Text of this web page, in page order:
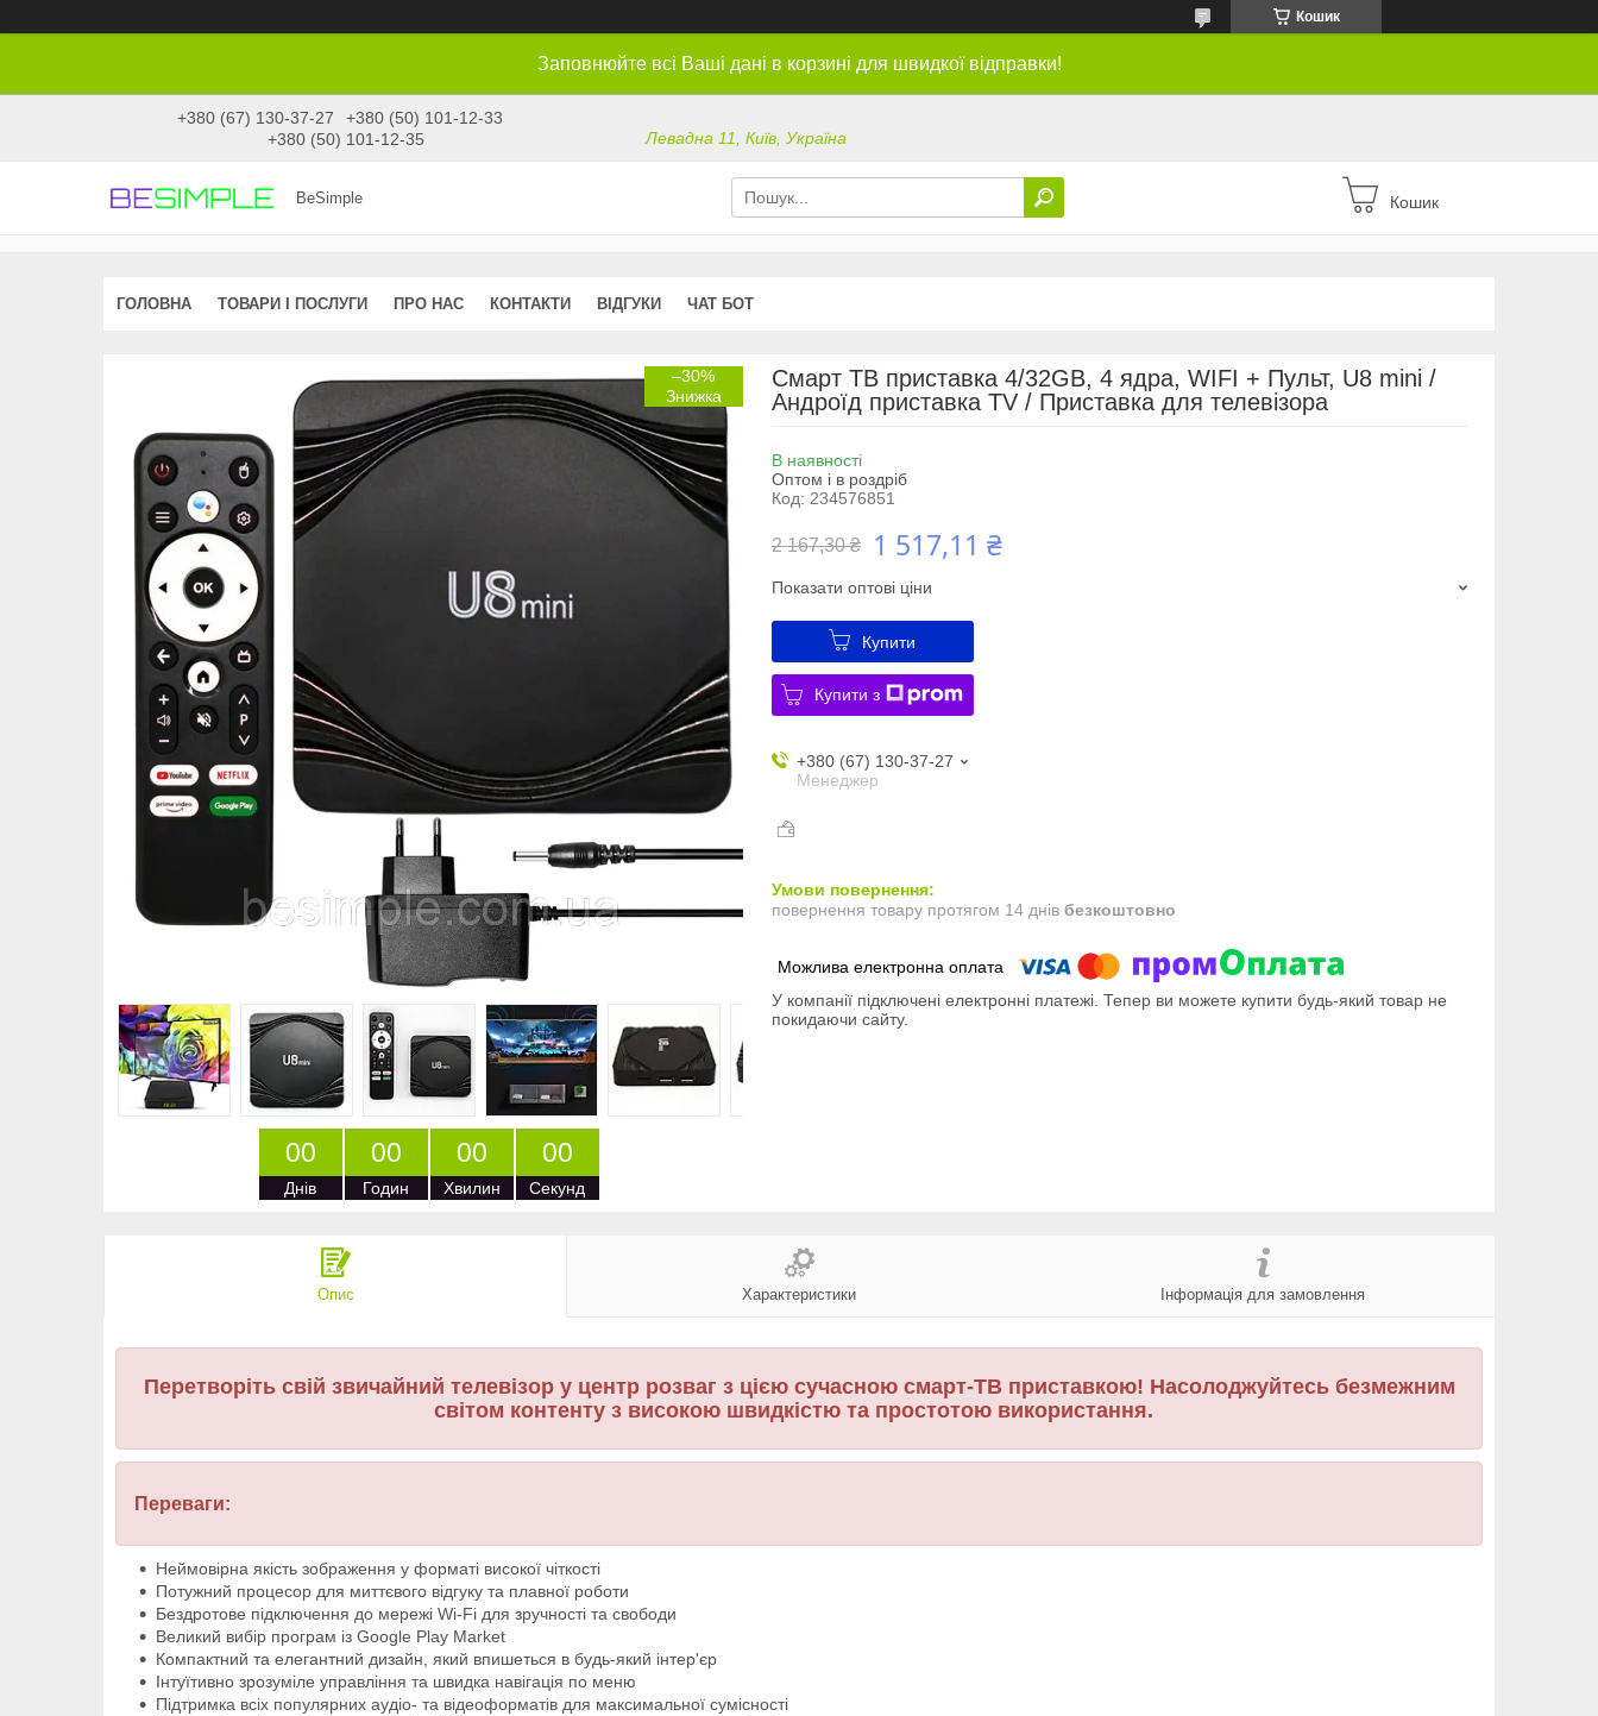
Кошик
Заповнюйте всі Ваші дані в корзині для швидкої відправки!
+380 (67) 130-37-27
+380 (50) 101-12-33
+380 (50) 101-12-35
Левадна 11, Київ, Україна
BeSimple Кошик
ГОЛОВНА ТОВАРИ І ПОСЛУГИ ПРО НАС КОНТАКТИ ВІДГУКИ ЧАТ БОТ
–30%
00
Днів
00
Годин
00
Хвилин
00
Секунд
Смарт ТВ приставка 4/32GB, 4 ядра, WIFI + Пульт, U8 mini /
Андроїд приставка TV / Приставка для телевізора
В наявності
Оптом і в роздріб
Код: 234576851
2 167,30 ₴ 1 517,11 ₴
Показати оптові ціни
Купити
Купити з
+380 (67) 130-37-27
Менеджер
повернення товару протягом 14 днів безкоштовно
У компанії підключені електронні платежі. Тепер ви можете купити будь-який товар не
покидаючи сайту.
Опис Характеристики Інформація для замовлення
Перетворіть свій звичайний телевізор у центр розваг з цією сучасною смарт-ТВ приставкою! Насолоджуйтесь безмежним
світом контенту з високою швидкістю та простотою використання.
Переваги:
Неймовірна якість зображення у форматі високої чіткості
Потужний процесор для миттєвого відгуку та плавної роботи
Бездротове підключення до мережі Wi-Fi для зручності та свободи
Великий вибір програм із Google Play Market
Компактний та елегантний дизайн, який впишеться в будь-який інтер'єр
Інтуїтивно зрозуміле управління та швидка навігація по меню
Підтримка всіх популярних аудіо- та відеоформатів для максимальної сумісності